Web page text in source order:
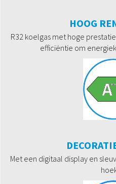
HOOG
R32 koelgas met hoge
efficiëntie om
Met een digitaal display en